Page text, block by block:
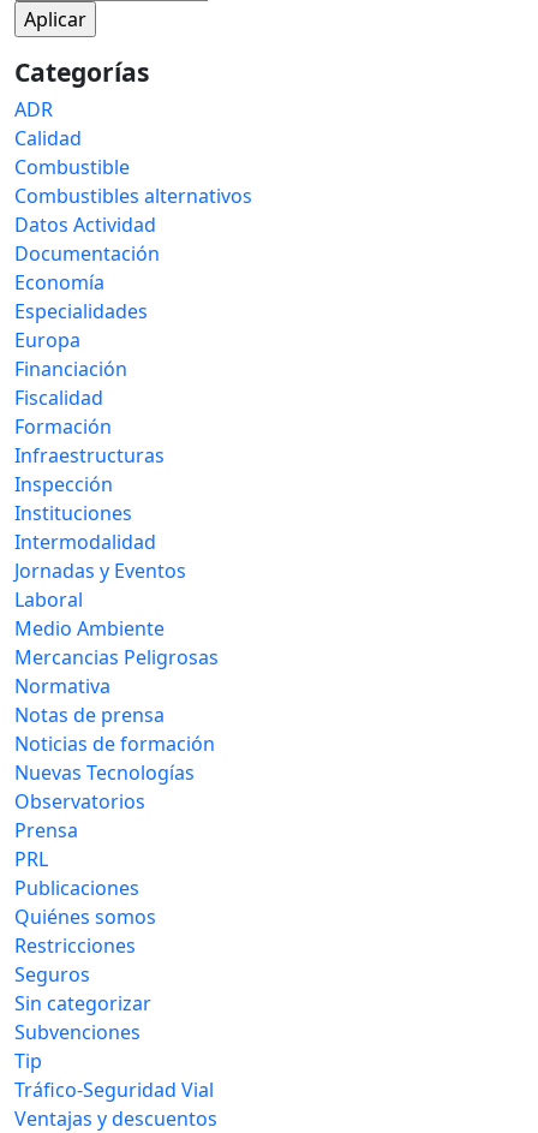
Categorías
ADR
Calidad
Combustible
Combustibles alternativos
Datos Actividad
Documentación
Economía
Especialidades
Europa
Financiación
Fiscalidad
Formación
Infraestructuras
Inspección
Instituciones
Intermodalidad
Jornadas y Eventos
Laboral
Medio Ambiente
Mercancias Peligrosas
Normativa
Notas de prensa
Noticias de formación
Nuevas Tecnologías
Observatorios
Prensa
PRL
Publicaciones
Quiénes somos
Restricciones
Seguros
Sin categorizar
Subvenciones
Tip
Tráfico-Seguridad Vial
Ventajas y descuentos